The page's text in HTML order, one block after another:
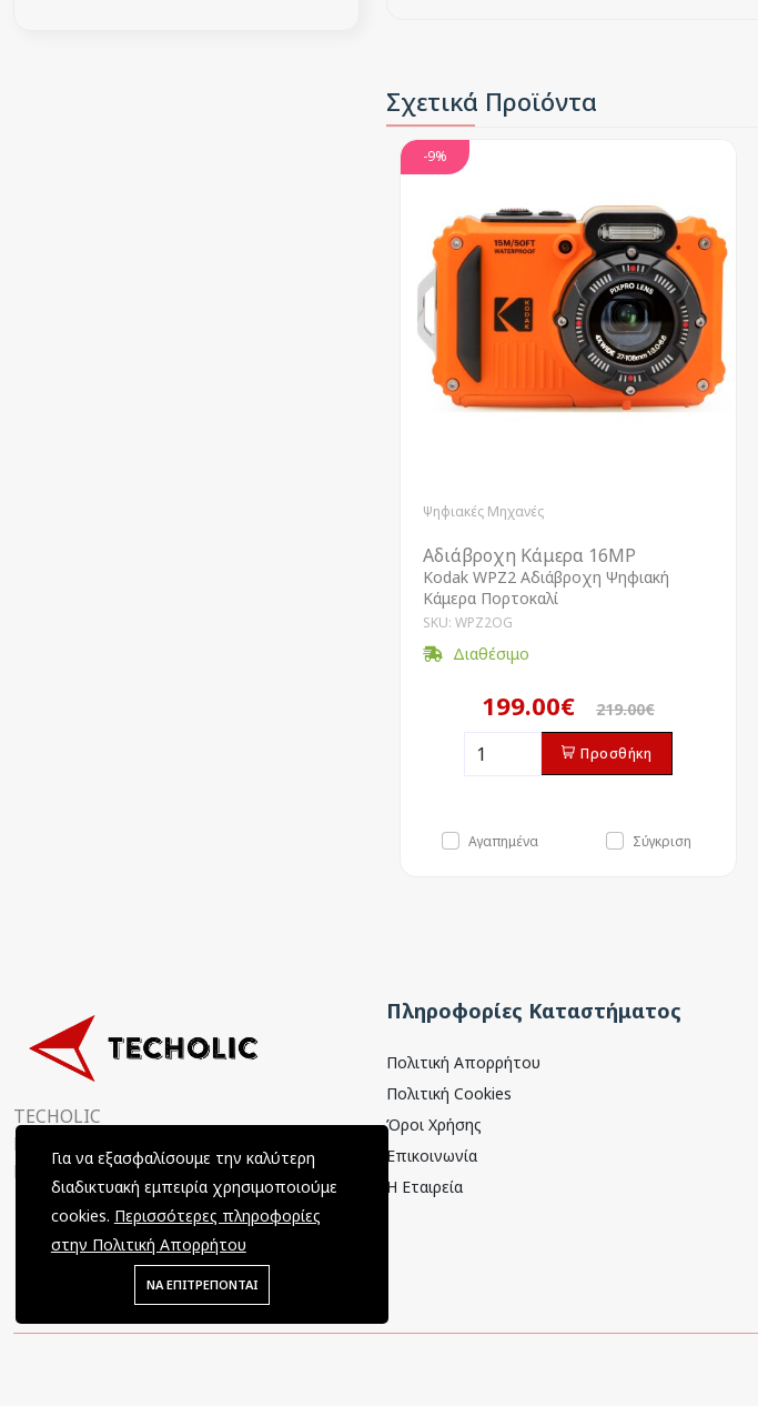
Σχετικά Προϊόντα
-9%
Ψηφιακές Μηχανές
Αδιάβροχη Κάμερα 16MP
Kodak WPZ2 Αδιάβροχη Ψηφιακή
Κάμερα Πορτοκαλί
SKU: WPZ2OG
Διαθέσιμο
199.00€ 219.00€
Προσθήκη
Αγαπημένα Σύγκριση
TECHOLIC
Παραμυθιάς 4, 15354
Γλυκά Νερά, Αττική, Ελλάδα
Πληροφορίες Καταστήματος
Πολιτική Απορρήτου
Πολιτική Cookies
Όροι Χρήσης
Επικοινωνία
Η Εταιρεία
Για να εξασφαλίσουμε την καλύτερη
διαδικτυακή εμπειρία χρησιμοποιούμε
cookies. Περισσότερες πληροφορίες
στην Πολιτική Απορρήτου
ΝΑ ΕΠΙΤΡΕΠΟΝΤΑΙ